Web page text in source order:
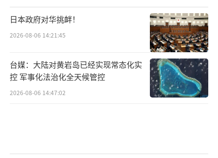
日本政府对华挑衅！
2026-08-06 14:21:45
台媒：大陆对黄岩岛已经实现常态化实
控 军事化法治化全天候管控
2026-08-06 14:47:02